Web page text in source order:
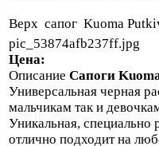
Верх сапог Kuoma
pic_53874afb237ff.jpg
Цена:
Описание Сапоги
Универсальная черная
мальчикам так и
Уникальная, специально
отлично подходит на